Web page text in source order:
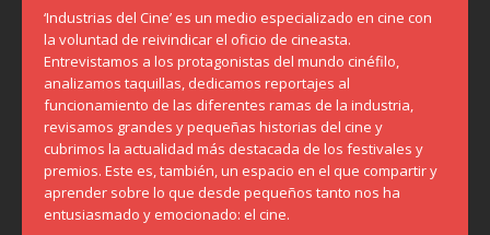
‘Industrias del Cine’ es un medio especializado en cine con
la voluntad de reivindicar el oficio de cineasta.
Entrevistamos a los protagonistas del mundo cinéfilo,
analizamos taquillas, dedicamos reportajes al
funcionamiento de las diferentes ramas de la industria,
revisamos grandes y pequeñas historias del cine y
cubrimos la actualidad más destacada de los festivales y
premios. Este es, también, un espacio en el que compartir y
aprender sobre lo que desde pequeños tanto nos ha
entusiasmado y emocionado: el cine.